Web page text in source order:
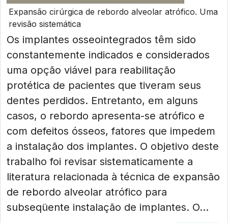
Expansão cirúrgica de rebordo alveolar atrófico. Uma
revisão sistemática
Os implantes osseointegrados têm sido
constantemente indicados e considerados
uma opção viável para reabilitação
protética de pacientes que tiveram seus
dentes perdidos. Entretanto, em alguns
casos, o rebordo apresenta-se atrófico e
com defeitos ósseos, fatores que impedem
a instalação dos implantes. O objetivo deste
trabalho foi revisar sistematicamente a
literatura relacionada à técnica de expansão
de rebordo alveolar atrófico para
subseqüente instalação de implantes. O...